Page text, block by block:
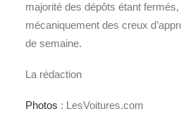
majorité des dépôts étant
mécaniquement des creux
de semaine.
La rédaction
Photos : LesVoitures.com